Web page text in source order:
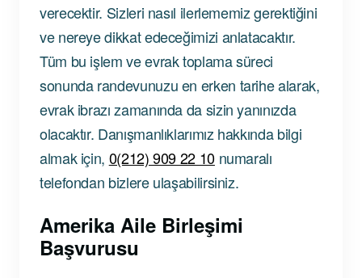
verecektir. Sizleri nasıl ilerlememiz gerektiğini
ve nereye dikkat edeceğimizi anlatacaktır.
Tüm bu işlem ve evrak toplama süreci
sonunda randevunuzu en erken tarihe alarak,
evrak ibrazı zamanında da sizin yanınızda
olacaktır. Danışmanlıklarımız hakkında bilgi
almak için, 0(212) 909 22 10numaralı
telefondan bizlere ulaşabilirsiniz.
Amerika Aile Birleşimi
Başvurusu